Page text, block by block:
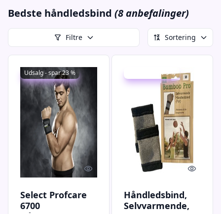
Bedste håndledsbind (8 anbefalinger)
Filtre Sortering
Udsalg - spar 23 %
Quick look
Select Profcare
6700
Udsalg - spar 9 %
Quick
Håndledsbind,
Selvvarmende,